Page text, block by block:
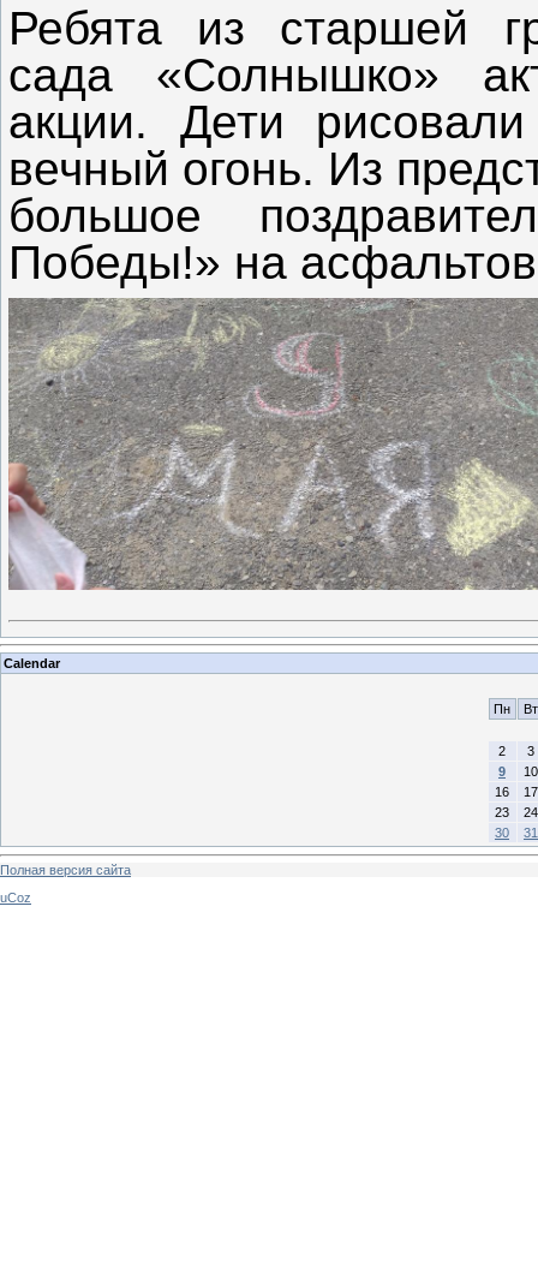
Ребята из старшей
сада «Солнышко»
акции. Дети
вечный огонь. Из
большое
Победы!» на
Calendar
Пн Вт
2
3
9
10
16
17
23
24
30
31
Полная версия сайта
uCoz